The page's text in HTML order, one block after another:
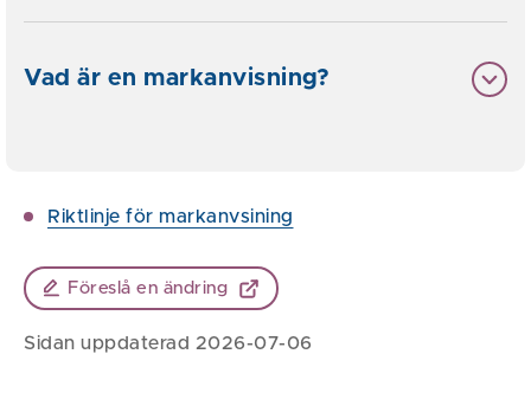
Vad är en markanvisning?
Riktlinje för markanvsining
Föreslå en ändring
Sidan uppdaterad 2026-07-06